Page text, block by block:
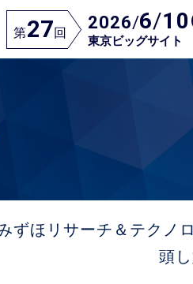
第27回 2026/6/10
東京ビッグサイト
ずほリサーチ＆テクノ
頭